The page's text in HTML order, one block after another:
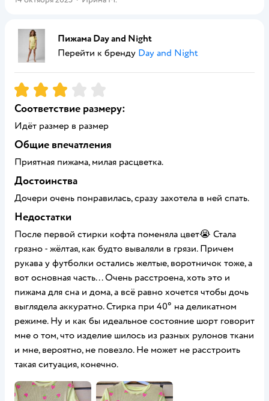
Пижама Day and Night
Перейти к бренду Day and Night
Рейтинг:3
Соответствие размеру:
Идёт размер в размер
Общие впечатления
Приятная пижама, милая расцветка.
Достоинства
Дочери очень понравилась, сразу захотела в ней спать.
Недостатки
После первой стирки кофта поменяла цвет😭 Стала
грязно - жёлтая, как будто вываляли в грязи. Причем
рукава у футболки остались желтые, воротничок тоже, а
вот основная часть... Очень расстроена, хоть это и
пижама для сна и дома, а всё равно хочется чтобы дочь
выглядела аккуратно. Стирка при 40° на деликатном
режиме. Ну и как бы идеальное состояние шорт говорит
мне о том, что изделие шилось из разных рулонов ткани
и мне, вероятно, не повезло. Не может не расстроить
такая ситуация, конечно.